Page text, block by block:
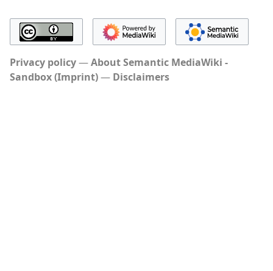
Privacy policy
About Semantic MediaWiki -
Sandbox (Imprint)
Disclaimers